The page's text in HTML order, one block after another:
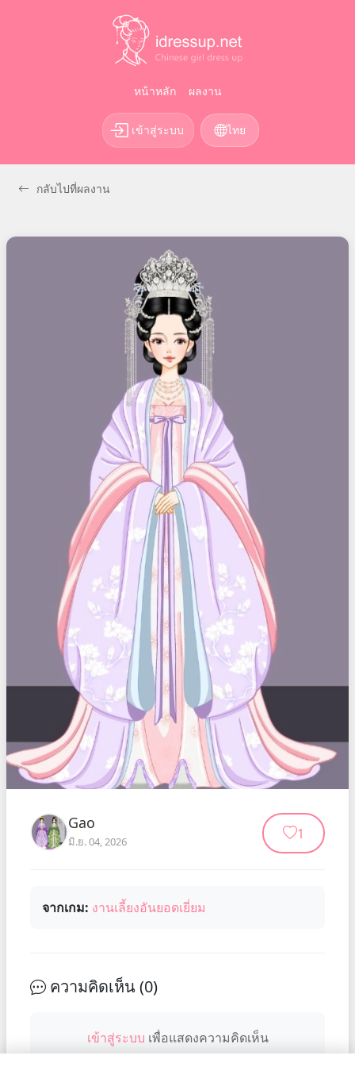
หน้าหลัก ผลงาน
เข้าสู่ระบบ ไทย
กลับไปที่ผลงาน
Gao
มิ.ย. 04, 2026 1
จากเกม: งานเลี้ยงอันยอดเยี่ยม
ความคิดเห็น (0)
เข้าสู่ระบบ เพื่อแสดงความคิดเห็น